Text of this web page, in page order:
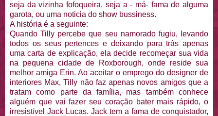
seja da vizinha fofoqueira, seja a - má- fama de alguma
garota, ou uma noticia do show bussiness.
A história é a seguinte:
Quando Tilly percebe que seu namorado fugiu, levando
todos os seus pertences e deixando para trás apenas
uma carta de explicação, ela decide recomeçar sua vida
na pequena cidade de Roxborough, onde reside sua
melhor amiga Erin. Ao aceitar o emprego do designer de
interiores Max, Tilly não faz apenas novos amigos que a
tratam como parte da família, mas também conhece
alguém que vai fazer seu coração bater mais rápido, o
irresistível Jack Lucas. Jack tem a fama de conquistador,